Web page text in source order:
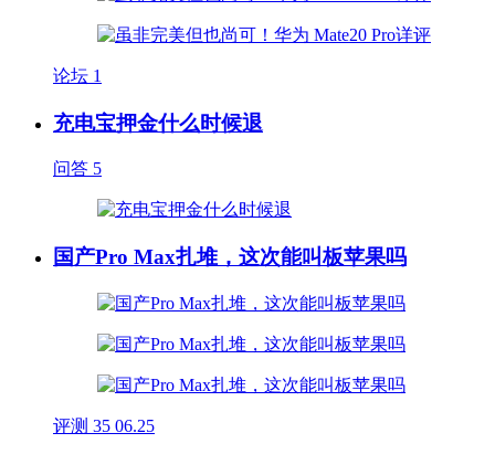
论坛 1
充电宝押金什么时候退
问答 5
国产Pro Max扎堆，这次能叫板苹果吗
评测 35 06.25